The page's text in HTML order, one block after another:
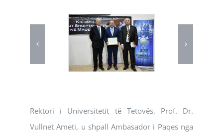
Rektori i Universitetit të Tetovës, Prof. Dr.
Vullnet Ameti, u shpall Ambasador i Paqes nga